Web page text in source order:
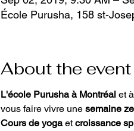
École Purusha, 158 st-
About the event
L'école Purusha à Montréal et à
vous faire vivre une semaine
Cours de yoga et croissance